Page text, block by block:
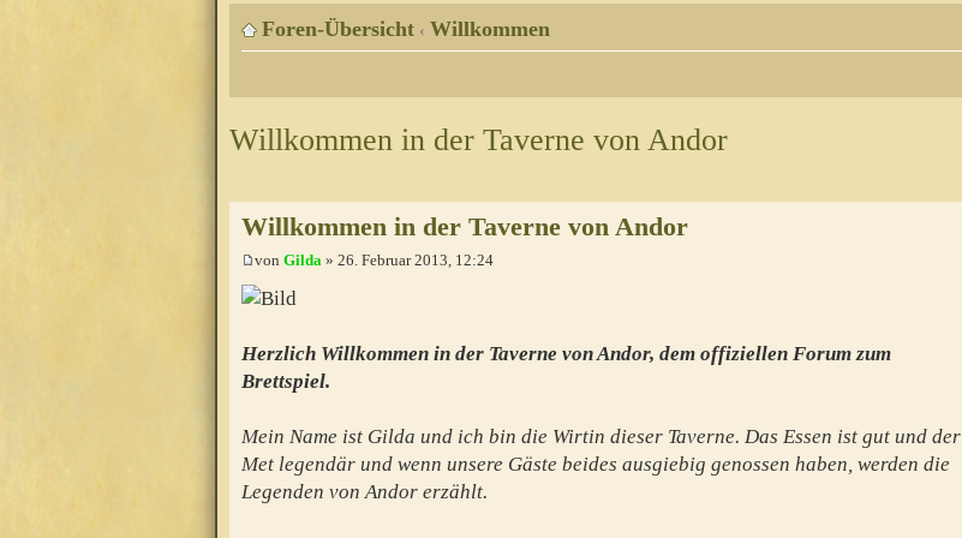
Foren-Übersicht ‹ Willkommen
Willkommen in der Taverne von Andor
Willkommen in der Taverne von Andor
von Gilda » 26. Februar 2013, 12:24
Herzlich Willkommen in der Taverne von Andor, dem offiziellen Forum zum
Brettspiel.
Mein Name ist Gilda und ich bin die Wirtin dieser Taverne. Das Essen ist gut und der
Met legendär und wenn unsere Gäste beides ausgiebig genossen haben, werden die
Legenden von Andor erzählt.